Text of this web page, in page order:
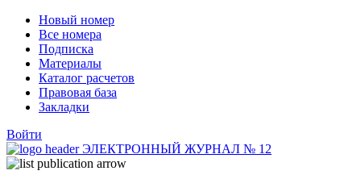
Новый номер
Все номера
Подписка
Материалы
Каталог расчетов
Правовая база
Закладки
Войти
ЭЛЕКТРОННЫЙ ЖУРНАЛ № 12